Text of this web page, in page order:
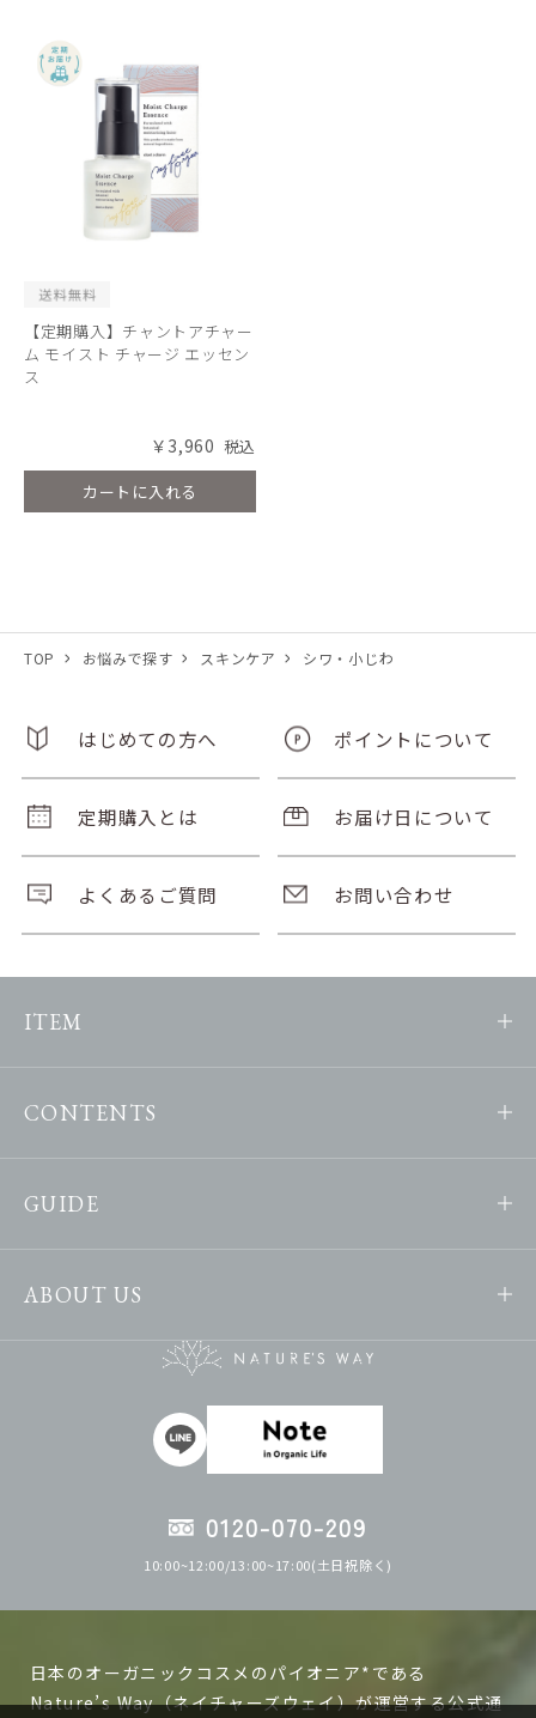
【定期購入】チャントアチャー
ム モイスト チャージ エッセン
ス
￥3,960
カートに入れる
TOP お悩みで探す スキンケア シワ・小じわ
はじめての方へ ポイントについて
定期購入とは お届け日について
よくあるご質問 お問い合わせ
ITEM
CONTENTS
GUIDE
ABOUT US
0120-070-209
10:00~12:00/13:00~17:00(土日祝除く)
日本のオーガニックコスメのパイオニア*である
Nature’s Way（ネイチャーズウェイ）が運営する公式通